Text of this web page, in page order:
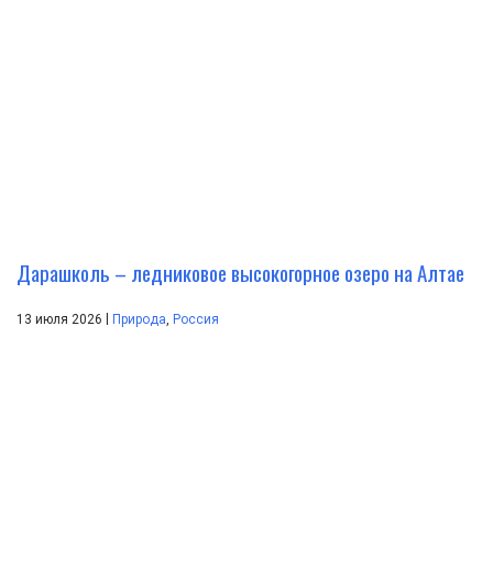
Дарашколь – ледниковое высокогорное озеро на Алтае
13 июля 2026 | Природа Россия